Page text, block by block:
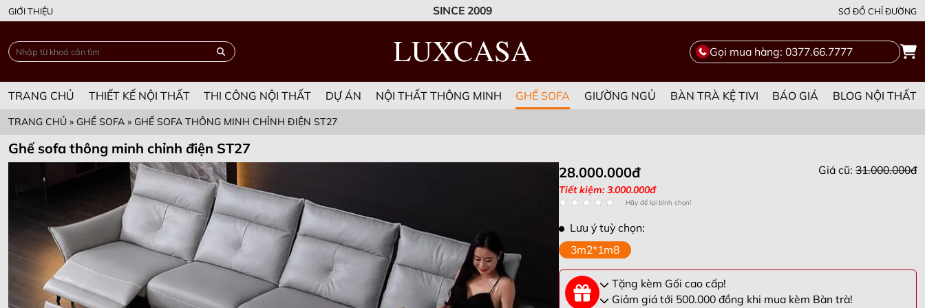
GIỚI THIỆU SINCE 2009 SƠ ĐỒ CHỈ ĐƯỜNG
TRANG CHỦ THIẾT KẾ NỘI THẤT THI CÔNG NỘI THẤT DỰ ÁN NỘI THẤT THÔNG MINH GHẾ SOFA GIƯỜNG NGỦ BÀN TRÀ KỆ TIVI BÁO GIÁ BLOG NỘI THẤT
Gọi mua hàng: 0377.66.7777
TRANG CHỦ » GHẾ SOFA » GHẾ SOFA THÔNG MINH CHỈNH ĐIỆN ST27
Ghế sofa thông minh chỉnh điện ST27
Giá cũ: 31.000.000đ
28.000.000đ
Tiết kiệm: 3.000.000đ
Hãy để lại bình chọn!
Lưu ý tuỳ chọn:
3m2*1m8
Tặng kèm Gối cao cấp!
Giảm giá tới 500.000 đồng khi mua kèm Bàn trà!